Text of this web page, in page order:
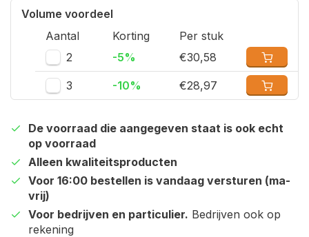
Volume voordeel
Aantal
Korting
Per stuk
2
-5% €30,58
3 -10% €28,97
De voorraad die aangegeven staat is ook echt
op voorraad
Alleen kwaliteitsproducten
Voor 16:00 bestellen is vandaag versturen (ma-
vrij)
Voor bedrijven en particulier. Bedrijven ook op
rekening